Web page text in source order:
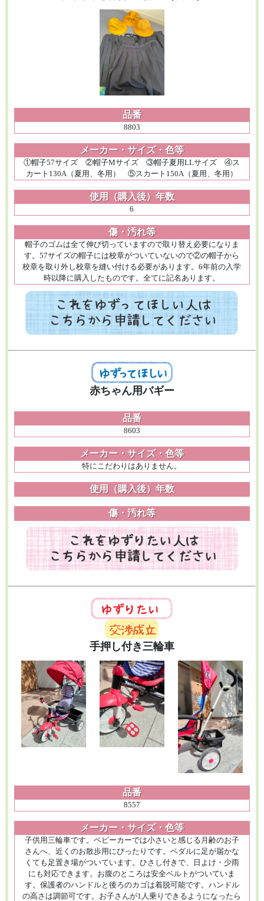
品番
8803
メーカー・サイズ・色等
①帽子57サイズ ②帽子Mサイズ ③帽子夏用LLサイズ ④ス
カート130A（夏用、冬用） ⑤スカート150A（夏用、冬用）
使用（購入後）年数
6
傷・汚れ等
帽子のゴムは全て伸び切っていますので取り替え必要になりま
す。57サイズの帽子には校章がついていないので②の帽子から
校章を取り外し校章を縫い付ける必要があります。6年前の入学
時以降に購入したものです。全てに記名あります。
赤ちゃん用バギー
品番
8603
メーカー・サイズ・色等
特にこだわりはありません。
使用（購入後）年数
傷・汚れ等
手押し付き三輪車
品番
8557
メーカー・サイズ・色等
子供用三輪車です。ベビーカーでは小さいと感じる月齢のお子
さんへ、近くのお散歩用にぴったりです。ペダルに足が届かな
くても足置き場がついています。ひさし付きで、日よけ・少雨
にも対応できます。お腹のところは安全ベルトがついていま
す。保護者のハンドルと後ろのカゴは着脱可能です。ハンドル
の高さは調節可です。お子さんが1人乗りできるようになったら